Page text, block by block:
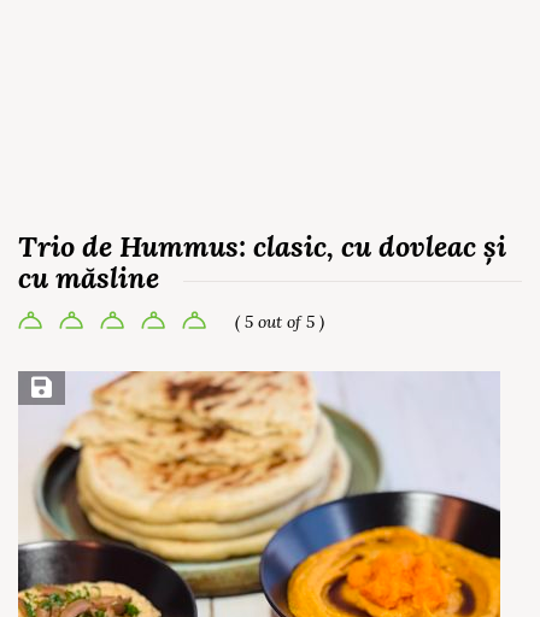
Trio de Hummus: clasic, cu dovleac și
cu măsline
( 5 out of 5 )
Save Recipe